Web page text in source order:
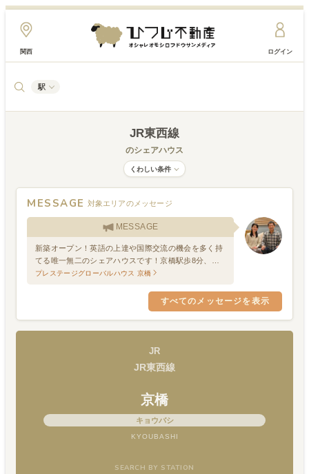
関西 ログイン
駅
JR東西線
のシェアハウス
くわしい条件
MESSAGE 対象エリアのメッセージ
MESSAGE
新築オープン！英語の上達や国際交流の機会を多く持
てる唯一無二のシェアハウスです！京橋駅歩8分、大
阪城公園もすぐの好立地！ 週末は公園のスタバでのん
プレステージグローバルハウス 京橋
すべてのメッセージを表示
JR
JR東西線
京橋
キョウバシ
KYOUBASHI
SEARCH BY STATION